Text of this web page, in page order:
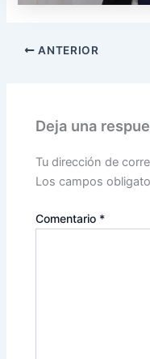
ANTERIOR
Deja una
Tu dirección de
Los campos
Comentario *